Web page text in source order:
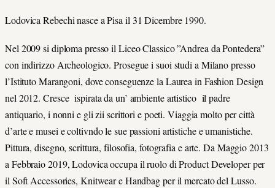
Lodovica Rebechi nasce a Pisa il 31 Dicembre 1990.
Nel 2009 si diploma presso il Liceo Classico ”Andrea da Pontedera”
con indirizzo Archeologico. Prosegue i suoi studi a Milano presso
l’Istituto Marangoni, dove conseguenze la Laurea in Fashion Design
nel 2012. Cresce ispirata da un’ ambiente artistico il padre
antiquario, i nonni e gli zii scrittori e poeti. Viaggia molto per città
d’arte e musei e coltivndo le sue passioni artistiche e umanistiche.
Pittura, disegno, scrittura, filosofia, fotografia e arte. Da Maggio 2013
a Febbraio 2019, Lodovica occupa il ruolo di Product Developer per
il Soft Accessories, Knitwear e Handbag per il mercato del Lusso.